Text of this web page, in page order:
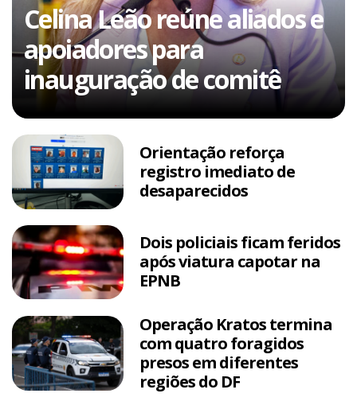
Celina Leão reúne aliados e
apoiadores para
inauguração de comitê
Orientação reforça
registro imediato de
desaparecidos
Dois policiais ficam feridos
após viatura capotar na
EPNB
Operação Kratos termina
com quatro foragidos
presos em diferentes
regiões do DF